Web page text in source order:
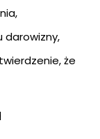
darowizny,
że